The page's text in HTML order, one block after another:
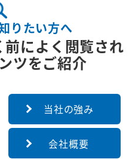
りたい方へ
によく閲覧され
ツをご紹介
当社の強み
会社概要